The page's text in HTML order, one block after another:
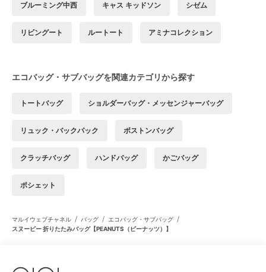
ブルーミング中西 キャス キッドソン シゼム
リビングート ルートート アミナコレクション
エコバッグ・サブバッグを関連カテゴリから探す
トートバッグ ショルダーバッグ・メッセンジャーバッグ
リュック・バックパック ボストンバッグ
クラッチバッグ ハンドバッグ かごバッグ
ポシェット
マルイウェブチャネル / バッグ / エコバッグ・サブバッグ /
スヌーピー 折りたたみバッグ【PEANUTS（ピーナッツ）】